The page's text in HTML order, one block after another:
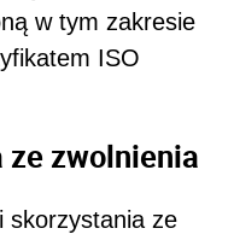
w tym zakresie
ISO
zwolnienia
skorzystania ze